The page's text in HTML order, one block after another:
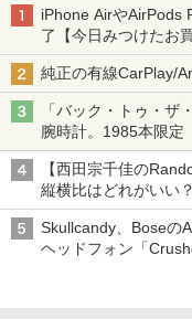
iPhone AirやAirPods
了【今日みつけたお
純正の有線CarPlay/
「バック・トゥ・ザ
腕時計。1985本限定
【西田宗千佳の
縦横比はどれがいい
「Galaxy Z Fold」
Skullcandy、Boseの
ヘッドフォン「